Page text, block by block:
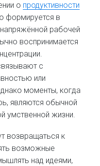
о продуктивности
формируется в
рабочей
воспринимается
с
или
моменты, когда
являются обычной
умственной жизни.
возвращаться к
возможные
над идеями,